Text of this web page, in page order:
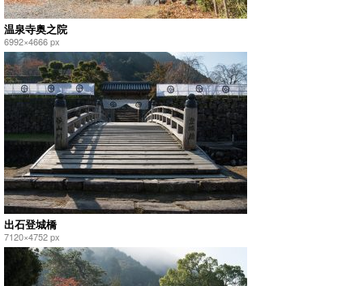
温泉寺奥之院
6992×4666 px
出石登城橋
7120×4752 px